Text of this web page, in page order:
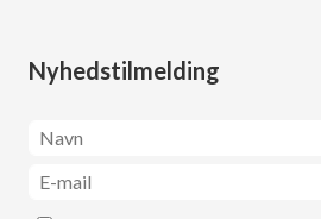
Nyhedstilmelding